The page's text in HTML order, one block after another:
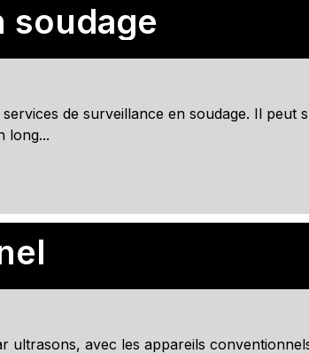
soudage
de surveillance en soudage. Il peut
long...
ultrasons, avec les appareils